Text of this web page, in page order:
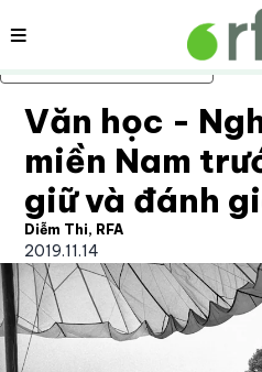
Bỏ qua nội dung chính
Nội dung
Văn học -
miền Nam
giữ và đánh
Diễm Thi, RFA
2019.11.14